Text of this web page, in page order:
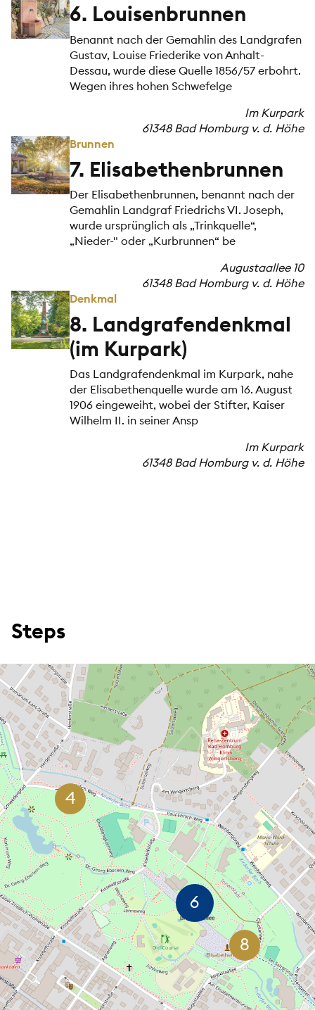
6. Louisenbrunnen
Benannt nach der Gemahlin des Landgrafen
Gustav, Louise Friederike von Anhalt-
Dessau, wurde diese Quelle 1856/57 erbohrt.
Wegen ihres hohen Schwefelge
Im Kurpark
61348 Bad Homburg v. d. Höhe
Brunnen
7. Elisabethenbrunnen
Der Elisabethenbrunnen, benannt nach der
Gemahlin Landgraf Friedrichs VI. Joseph,
wurde ursprünglich als „Trinkquelle“,
„Nieder-" oder „Kurbrunnen“ be
Augustaallee 10
61348 Bad Homburg v. d. Höhe
Denkmal
8. Landgrafendenkmal
(im Kurpark)
Das Landgrafendenkmal im Kurpark, nahe
der Elisabethenquelle wurde am 16. August
1906 eingeweiht, wobei der Stifter, Kaiser
Wilhelm II. in seiner Ansp
Im Kurpark
61348 Bad Homburg v. d. Höhe
Steps